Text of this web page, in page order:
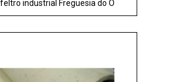
industrial Freguesia do Ó